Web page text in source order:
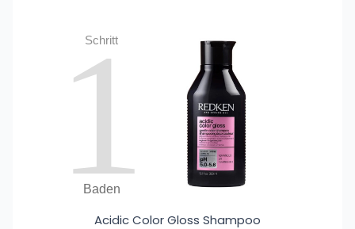
Schritt
1
Baden
Acidic Color Gloss Shampoo